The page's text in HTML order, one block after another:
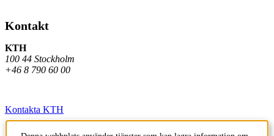
Kontakt
KTH
100 44 Stockholm
+46 8 790 60 00
Kontakta KTH
Jobba på KTH